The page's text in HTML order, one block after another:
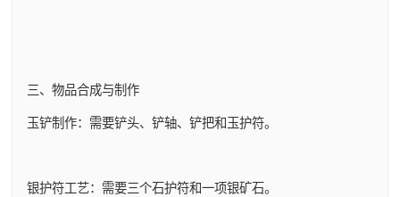
三、物品合成与制作
玉铲制作：需要铲头、铲轴、铲把和玉护符。
银护符工艺：需要三个石护符和一项银矿石。